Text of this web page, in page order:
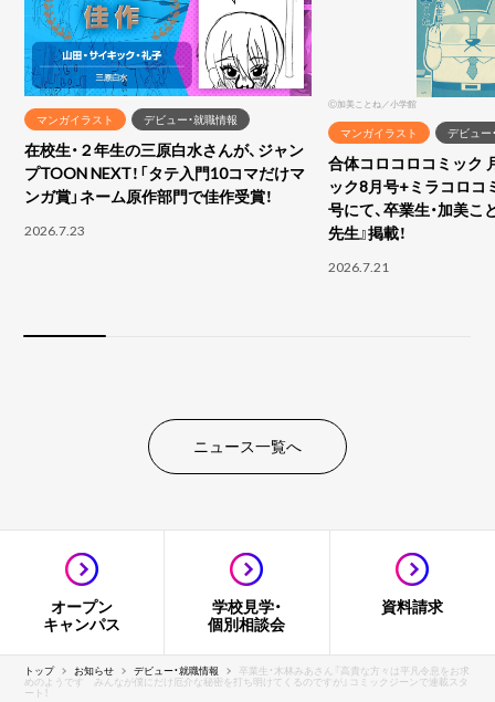
マンガイラスト デビュー・就職情報
在校生・２年生の三原白水さんが、ジャン
プTOON NEXT！「タテ入門10コマだけマ
ンガ賞」ネーム原作部門で佳作受賞！
2026.7.23
Ⓒ加美ことね／小学館
マンガイラスト デビュー
合体コロコロコミック
ック8月号+ミラコロコ
号にて、卒業生・加美こ
先生』掲載！
2026.7.21
ニュース一覧へ
オープン
キャンパス
学校見学・
個別相談会
資料請求
トップ お知らせ デビュー・就職情報 卒業生・木林みあさん『高貴な方々は平凡令息をお求
めのようです みんなが僕にだけ厄介な秘密を打ち明けてくるのですが』コミックジーンで連載スタ
ート！